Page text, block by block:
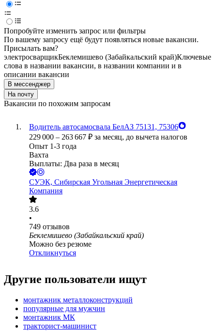
Попробуйте изменить запрос или фильтры
По вашему запросу ещё будут появляться новые вакансии.
Присылать вам?
электросварщикБеклемишево (Забайкальский край)Ключевые
слова в названии вакансии, в названии компании и в
описании вакансии
В мессенджер
На почту
Вакансии по похожим запросам
Водитель автосамосвала БелАЗ 75131, 75306
229 000 – 263 667 ₽ за месяц, до вычета налогов
Опыт 1-3 года
Вахта
Выплаты: Два раза в месяц
СУЭК, Сибирская Угольная Энергетическая
Компания
3.6
•
749 отзывов
Беклемишево (Забайкальский край)
Можно без резюме
Откликнуться
Другие пользователи ищут
монтажник металлоконструкций
популярные для мужчин
монтажник МК
тракторист-машинист